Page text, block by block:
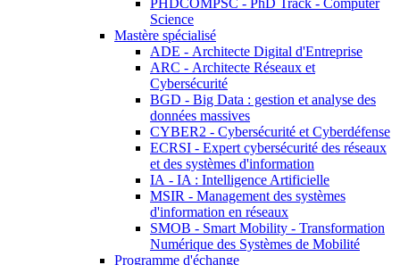
PHDCOMPSC - PhD Track - Computer
Science
Mastère spécialisé
ADE - Architecte Digital d'Entreprise
ARC - Architecte Réseaux et
Cybersécurité
BGD - Big Data : gestion et analyse des
données massives
CYBER2 - Cybersécurité et Cyberdéfense
ECRSI - Expert cybersécurité des réseaux
et des systèmes d'information
IA - IA : Intelligence Artificielle
MSIR - Management des systèmes
d'information en réseaux
SMOB - Smart Mobility - Transformation
Numérique des Systèmes de Mobilité
Programme d'échange